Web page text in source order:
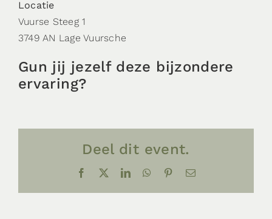
Locatie
Vuurse Steeg 1
3749 AN Lage Vuursche
Gun jij jezelf deze bijzondere
ervaring?
Deel dit event.
Facebook
X LinkedInWhatsApp
Pinterest
E-